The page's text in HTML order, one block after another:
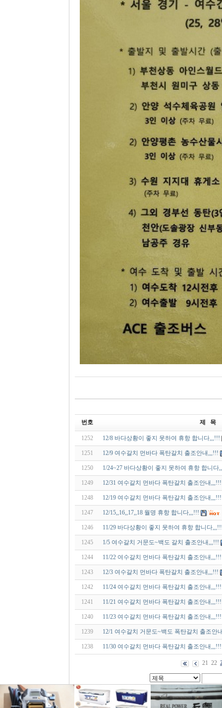
번호 제 목
1252 12/8 바다상황이 좋지 못하여 휴항 합니다,,,!!!
1251 12/9 여수갈치 먼바다 폭탄갈치 출조안내,,,!!!
1250 1/24~27 바다상황이 좋지 못하여 휴항 합니다
1249 12/31 여수갈치 먼바다 폭탄갈치 출조안내,,,!!!
1248 12/19 여수갈치 먼바다 폭탄갈치 출조안내,,,!!!
1247 12/15,,16,,17,,18 월명 휴항 합니다,,,!!!
1246 11/29 바다상황이 좋지 못하여 휴항 합니다
1245 1/5 여수갈치 거문도~백도 갈치 출조안내,,,!!!
1244 11/22 여수갈치 먼바다 폭탄갈치 출조안내,,,!!!
1243 12/3 여수갈치 먼바다 폭탄갈치 출조안내,,,!!!
1242 11/24 여수갈치 먼바다 폭탄갈치 출조안내,,,!!!
1241 11/21 여수갈치 먼바다 폭탄갈치 출조안내,,,!!!
1240 11/23 여수갈치 먼바다 폭탄갈치 출조안내,,,!!!
1239 12/1 여수갈치 거문도~백도 폭탄갈치 출조안
1238 11/30 여수갈치 먼바다 폭탄갈치 출조안내,,,!!!
21 22